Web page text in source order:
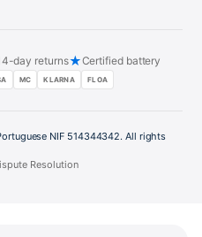
day returns★Certified battery
MC KLARNA FLOA
NIF 514344342. All rights
Resolution